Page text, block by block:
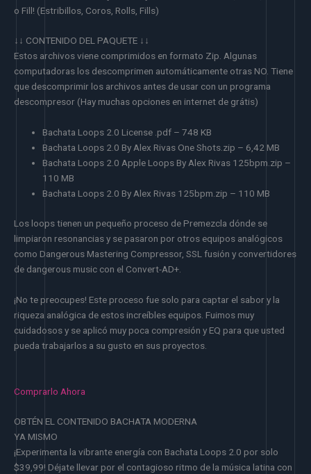
o Fill! (Estribillos, Coros, Rolls, Fills)
↓↓ CONTENIDO DEL PAQUETE ↓↓
Estos archivos viene comprimidos en formato Zip. Algunas
computadoras los descomprimen automáticamente otras NO. Tiene
que descomprimir los archivos antes de usar con un programa
descompresor (Hay muchas opciones en internet de grátis)
Bachata Loops 2.0 License .pdf – 748 KB
Bachata Loops 2.0 By Alex Rivas One Shots.zip – 6,42 MB
Bachata Loops 2.0 Apple Loops By Alex Rivas 125bpm.zip –
110 MB
Bachata Loops 2.0 By Alex Rivas 125bpm.zip – 110 MB
Los loops tienen un pequeño proceso de Premezcla dónde se
limpiaron resonancias y se pasaron por otros equipos analógicos
como Dangerous Mastering Compressor, SSL fusión y convertidores
de dangerous music con el Convert-AD+.
¡No te preocupes! Este proceso fue solo para captar el sabor y la
riqueza analógica de estos increíbles equipos. Fuimos muy
cuidadosos y se aplicó muy poca compresión y EQ para que usted
pueda trabajarlos a su gusto en sus proyectos.
Comprarlo Ahora
OBTÉN EL CONTENIDO BACHATA MODERNA
YA MISMO
¡Experimenta la vibrante energía con Bachata Loops 2.0 por solo
$39,99! Déjate llevar por el contagioso ritmo de la música latina con